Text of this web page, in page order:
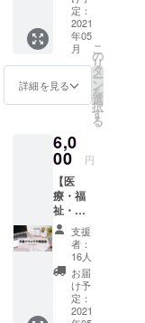
ありが
とうご
ざいま
す！ こ
のプロ
ジェク
関東多
胎ネッ
トが
やって
きたこ
と、 こ
れから
やって
いくこ
とにつ
いてお
話した
り、み
します
定：
2021
年05
月
詳細を見る
こ
の
リ
タ
ー
ン
を
選
択
す
る
6,0
00 円
【医
療・福
祉・保
育・子
育て支
援等の
関係者
の皆様
におす
すめ・
支援
者：
16人
お届
け予
定：
2021